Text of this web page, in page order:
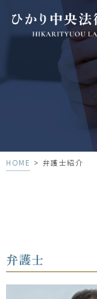
HOME > 弁護士紹介
弁護士